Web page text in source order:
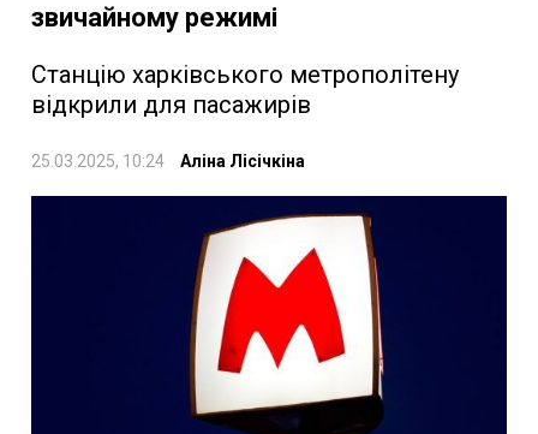
звичайному режимі
Станцію харківського метрополітену
відкрили для пасажирів
25.03.2025, 10:24 Аліна Лісічкіна